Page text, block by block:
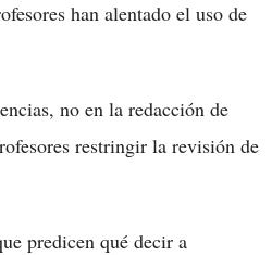
han alentado el uso de
no en la redacción de
restringir la revisión de
predicen qué decir a